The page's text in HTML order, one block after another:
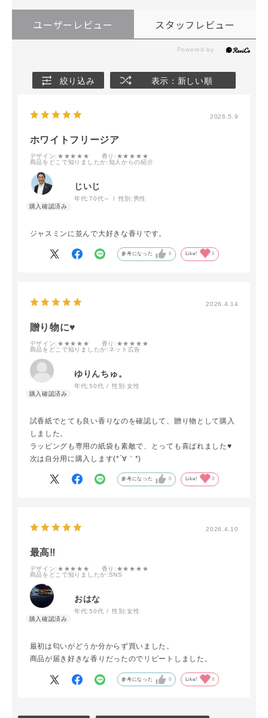
ユーザーレビュー スタッフレビュー
絞り込み 表示：新しい順
2026.5.9
ホワイトフリージア
デザイン:★★★★★ 香り :★★★★★
商品をどこで知りましたか:知人からの紹介
じいじ
年代:70代～ 性別: 男性
ジャスミンに並んで大好きな香りです。
参考になった 0 Like! 0
2026.4.14
贈り物に♥
デザイン:★★★★★ 香り :★★★★★
商品をどこで知りましたか:ネット広告
ゆりんちゅ。
年代:50代 性別:女性
試香紙でとても良い香りなのを確認して、贈り物として購入
しました。
ラッピングも専用の紙袋も素敵で、とっても喜ばれました♥
次は自分用に購入します(*´∀｀*)
参考になった 0 Like! 0
2026.4.10
最高‼️
デザイン:★★★★★ 香り :★★★★★
商品をどこで知りましたか:SNS
おはな
年代:50代 性別:女性
最初は匂いがどうか分からず買いました。
商品が届き好きな香りだったのでリピートしました。
参考になった 0 Like! 0